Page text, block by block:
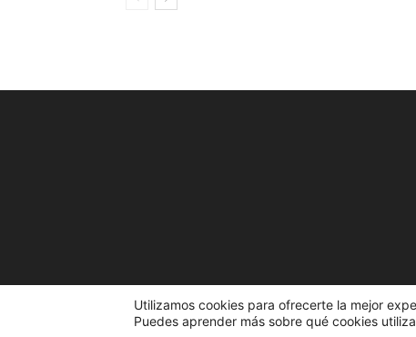
© 2023 El Portal de la Noticia. Todos los derechos
Utilizamos cookies para ofrecerte la mejor
Puedes aprender más sobre qué cookies